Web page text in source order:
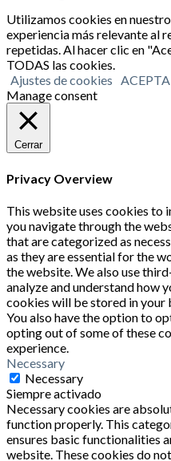
Utilizamos cookies en
experiencia más relevante al
repetidas. Al hacer clic en
TODAS las cookies.
Ajustes de cookies
Manage consent
Cerrar
Privacy Overview
This website uses cookies to
you navigate through the
that are categorized as
as they are essential for the
the website. We also use
analyze and understand how
cookies will be stored in your
You also have the option to
opting out of some of these
experience.
Necessary
Necessary
Siempre activado
Necessary cookies are
function properly. This
ensures basic functionalities
website. These cookies do